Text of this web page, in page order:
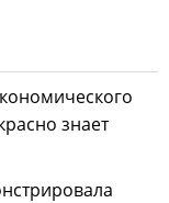
знает